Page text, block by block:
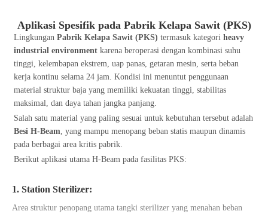
Aplikasi Spesifik pada Pabrik Kelapa Sawit (PKS)
Lingkungan Pabrik Kelapa Sawit (PKS) termasuk kategori heavy
industrial environment karena beroperasi dengan kombinasi suhu
tinggi, kelembapan ekstrem, uap panas, getaran mesin, serta beban
kerja kontinu selama 24 jam. Kondisi ini menuntut penggunaan
material struktur baja yang memiliki kekuatan tinggi, stabilitas
maksimal, dan daya tahan jangka panjang.
Salah satu material yang paling sesuai untuk kebutuhan tersebut adalah
Besi H-Beam , yang mampu menopang beban statis maupun dinamis
pada berbagai area kritis pabrik.
Berikut aplikasi utama H-Beam pada fasilitas PKS:
1. Station Sterilizer:
Area struktur penopang utama tangki sterilizer yang menahan beban